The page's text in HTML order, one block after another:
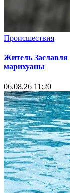
Происшествия
Житель Заславля
марихуаны
06.08.26 11:20